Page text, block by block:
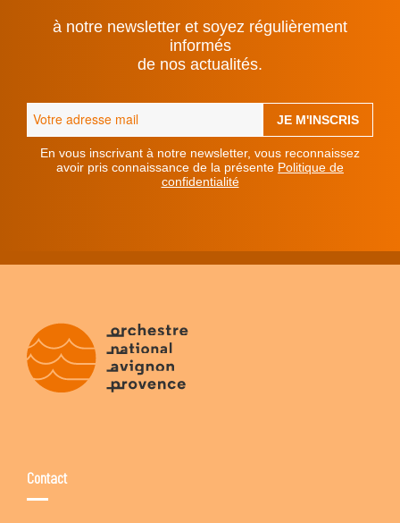
à notre newsletter et soyez régulièrement
informés
de nos actualités.
En vous inscrivant à notre newsletter, vous reconnaissez
avoir pris connaissance de la présente Politique de
confidentialité
Contact